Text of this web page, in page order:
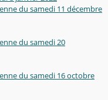
du samedi 11 décembre
du samedi 20
du samedi 16 octobre